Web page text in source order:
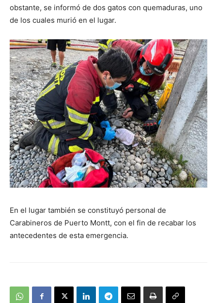
obstante, se informó de dos gatos con quemaduras, uno
de los cuales murió en el lugar.
En el lugar también se constituyó personal de
Carabineros de Puerto Montt, con el fin de recabar los
antecedentes de esta emergencia.